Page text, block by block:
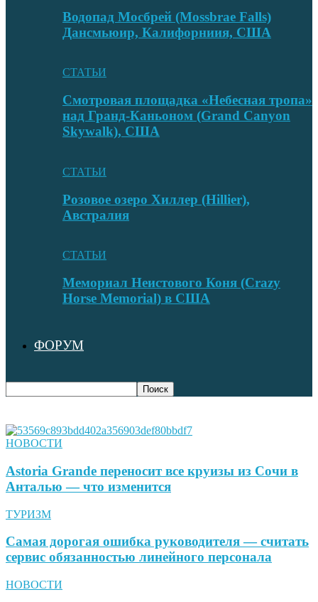
Водопад Мосбрей (Mossbrae Falls)
Дансмьюир, Калифорниия, США
СТАТЬИ
Смотровая площадка «Небесная тропа»
над Гранд-Каньоном (Grand Canyon
Skywalk), США
СТАТЬИ
Розовое озеро Хиллер (Hillier),
Австралия
СТАТЬИ
Мемориал Неистового Коня (Crazy
Horse Memorial) в США
ФОРУМ
НОВОСТИ
Astoria Grande переносит все круизы из Сочи в
Анталью — что изменится
ТУРИЗМ
Самая дорогая ошибка руководителя — считать
сервис обязанностью линейного персонала
НОВОСТИ